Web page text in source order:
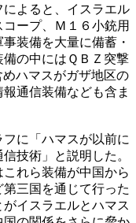
よると、イスラエル
ープ、Ｍ１６小銃用
装備を大量に備蓄・
の中にはＱＢＺ突撃
ハマスがガザ地区の
通信装備なども含ま
に「ハマスが以前に
技術」と説明した。
れら装備が中国から
三国を通じて行った
イスラエルとハマス